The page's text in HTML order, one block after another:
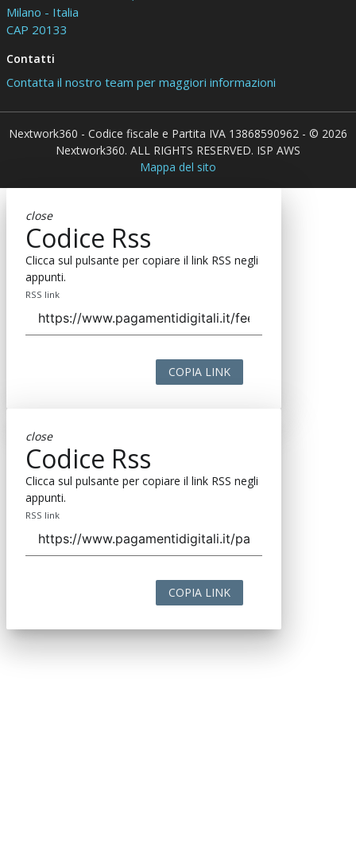
Milano - Italia
CAP 20133
Contatti
Contatta il nostro team per maggiori informazioni
Nextwork360 - Codice fiscale e Partita IVA 13868590962 - © 2026
Nextwork360. ALL RIGHTS RESERVED. ISP AWS
Mappa del sito
close
Codice Rss
Clicca sul pulsante per copiare il link RSS negli
appunti.
RSS link
COPIA LINK
close
Codice Rss
Clicca sul pulsante per copiare il link RSS negli
appunti.
RSS link
COPIA LINK